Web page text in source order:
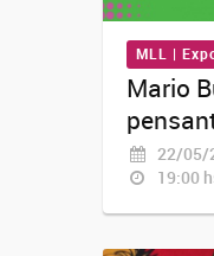
MLL |
Mario
22/05/
19:00